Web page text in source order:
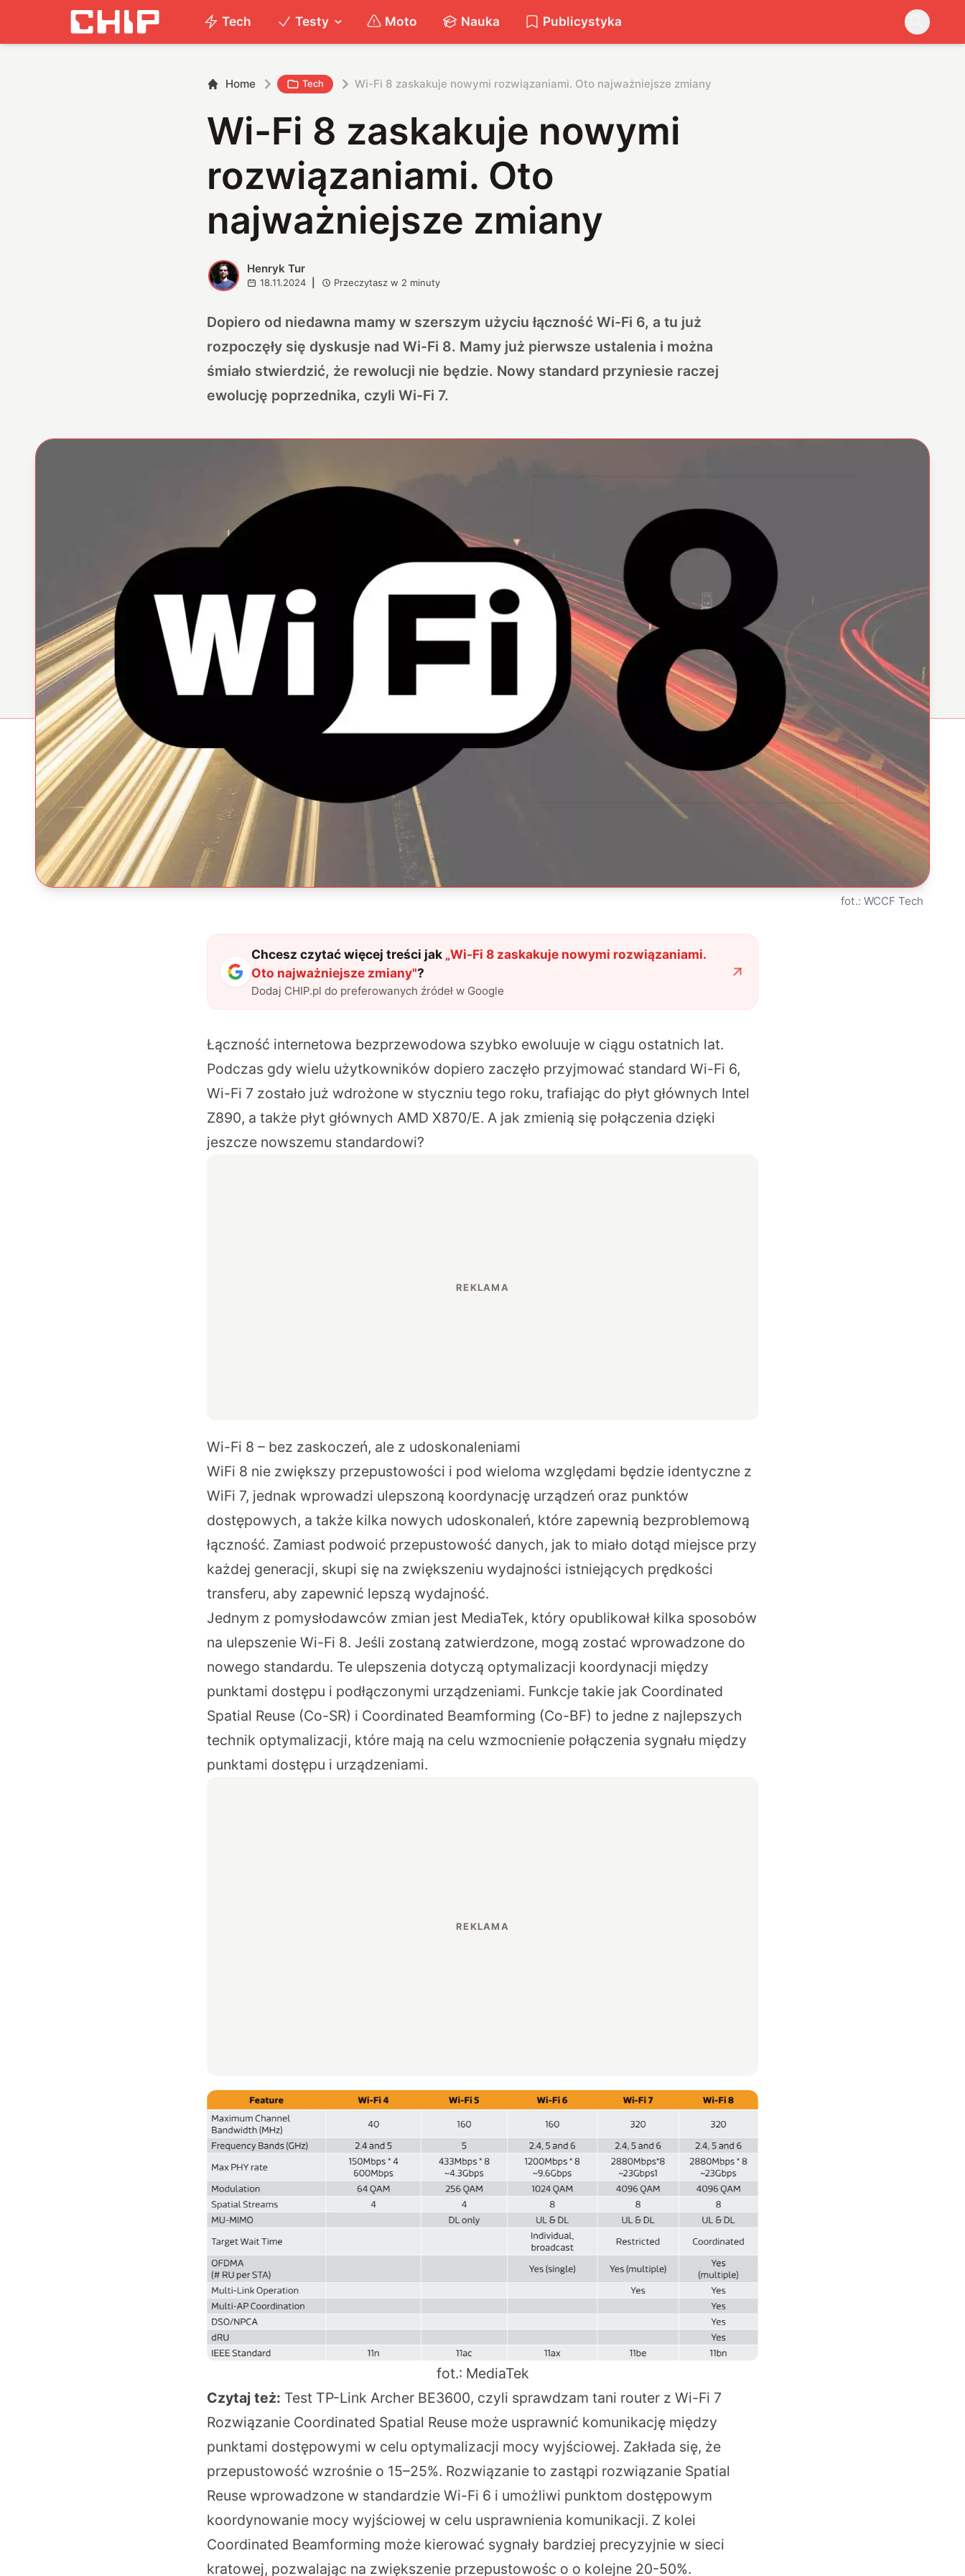
Tech Testy Moto Nauka Publicystyka
Home Tech Wi-Fi 8 zaskakuje nowymi rozwiązaniami. Oto najważniejsze zmiany
Wi-Fi 8 zaskakuje nowymi
rozwiązaniami. Oto
najważniejsze zmiany
H Henryk Tur
18.11.2024 Przeczytasz w 2 minuty
Dopiero od niedawna mamy w szerszym użyciu łączność Wi-Fi 6, a tu już
rozpoczęły się dyskusje nad Wi-Fi 8. Mamy już pierwsze ustalenia i można
śmiało stwierdzić, że rewolucji nie będzie. Nowy standard przyniesie raczej
ewolucję poprzednika, czyli Wi-Fi 7.
fot.: WCCF Tech
Chcesz czytać więcej treści jak „Wi-Fi 8 zaskakuje nowymi rozwiązaniami.
Oto najważniejsze zmiany"?
Dodaj CHIP.pl do preferowanych źródeł w Google
Łączność internetowa bezprzewodowa szybko ewoluuje w ciągu ostatnich lat.
Podczas gdy wielu użytkowników dopiero zaczęło przyjmować standard Wi-Fi 6,
Wi-Fi 7 zostało już wdrożone w styczniu tego roku, trafiając do płyt głównych Intel
Z890, a także płyt głównych AMD X870/E. A jak zmienią się połączenia dzięki
jeszcze nowszemu standardowi?
Wi-Fi 8 – bez zaskoczeń, ale z udoskonaleniami
WiFi 8 nie zwiększy przepustowości i pod wieloma względami będzie identyczne z
WiFi 7, jednak wprowadzi ulepszoną koordynację urządzeń oraz punktów
dostępowych, a także kilka nowych udoskonaleń, które zapewnią bezproblemową
łączność. Zamiast podwoić przepustowość danych, jak to miało dotąd miejsce przy
każdej generacji, skupi się na zwiększeniu wydajności istniejących prędkości
transferu, aby zapewnić lepszą wydajność.
Jednym z pomysłodawców zmian jest MediaTek, który opublikował kilka sposobów
na ulepszenie Wi-Fi 8. Jeśli zostaną zatwierdzone, mogą zostać wprowadzone do
nowego standardu. Te ulepszenia dotyczą optymalizacji koordynacji między
punktami dostępu i podłączonymi urządzeniami. Funkcje takie jak Coordinated
Spatial Reuse (Co-SR) i Coordinated Beamforming (Co-BF) to jedne z najlepszych
technik optymalizacji, które mają na celu wzmocnienie połączenia sygnału między
punktami dostępu i urządzeniami.
fot.: MediaTek
Czytaj też: Test TP-Link Archer BE3600, czyli sprawdzam tani router z Wi-Fi 7
Rozwiązanie Coordinated Spatial Reuse może usprawnić komunikację między
punktami dostępowymi w celu optymalizacji mocy wyjściowej. Zakłada się, że
przepustowość wzrośnie o 15–25%. Rozwiązanie to zastąpi rozwiązanie Spatial
Reuse wprowadzone w standardzie Wi-Fi 6 i umożliwi punktom dostępowym
koordynowanie mocy wyjściowej w celu usprawnienia komunikacji. Z kolei
Coordinated Beamforming może kierować sygnały bardziej precyzyjnie w sieci
kratowej, pozwalając na zwiększenie przepustowośc o o kolejne 20-50%.